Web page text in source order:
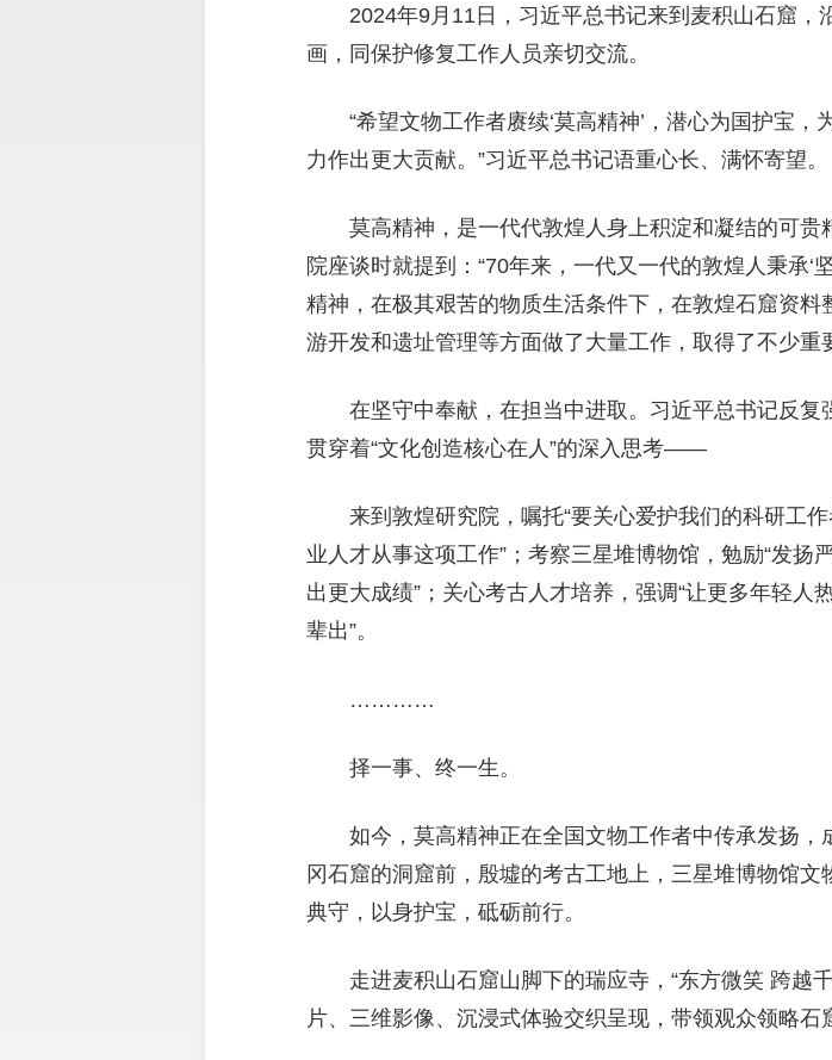
2024年9月11日，习近平总书记来到麦积山石窟
画，同保护修复工作人员亲切交流。
“希望文物工作者赓续‘莫高精神’，潜心为国护宝
力作出更大贡献。”习近平总书记语重心长、满怀寄望。
莫高精神，是一代代敦煌人身上积淀和凝结的可
院座谈时就提到：“70年来，一代又一代的敦煌人秉承
精神，在极其艰苦的物质生活条件下，在敦煌石窟资
游开发和遗址管理等方面做了大量工作，取得了不少重
在坚守中奉献，在担当中进取。习近平总书记反复
贯穿着“文化创造核心在人”的深入思考——
来到敦煌研究院，嘱托“要关心爱护我们的科研工
业人才从事这项工作”；考察三星堆博物馆，勉励“发
出更大成绩”；关心考古人才培养，强调“让更多年轻
辈出”。
…………
择一事、终一生。
如今，莫高精神正在全国文物工作者中传承发扬
冈石窟的洞窟前，殷墟的考古工地上，三星堆博物馆
典守，以身护宝，砥砺前行。
走进麦积山石窟山脚下的瑞应寺，“东方微笑 跨
片、三维影像、沉浸式体验交织呈现，带领观众领略石